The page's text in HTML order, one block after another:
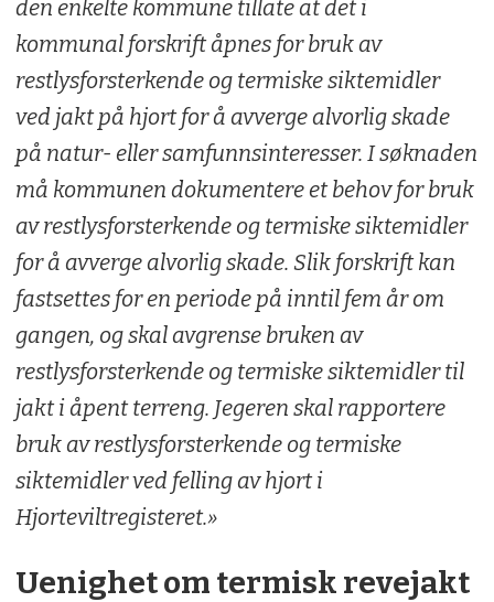
den enkelte kommune tillate at det i
kommunal forskrift åpnes for bruk av
restlysforsterkende og termiske siktemidler
ved jakt på hjort for å avverge alvorlig skade
på natur- eller samfunnsinteresser. I søknaden
må kommunen dokumentere et behov for bruk
av restlysforsterkende og termiske siktemidler
for å avverge alvorlig skade. Slik forskrift kan
fastsettes for en periode på inntil fem år om
gangen, og skal avgrense bruken av
restlysforsterkende og termiske siktemidler til
jakt i åpent terreng. Jegeren skal rapportere
bruk av restlysforsterkende og termiske
siktemidler ved felling av hjort i
Hjorteviltregisteret.»
Uenighet om termisk revejakt